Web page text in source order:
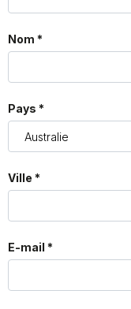
Nom *
Pays *
Ville *
E-mail *